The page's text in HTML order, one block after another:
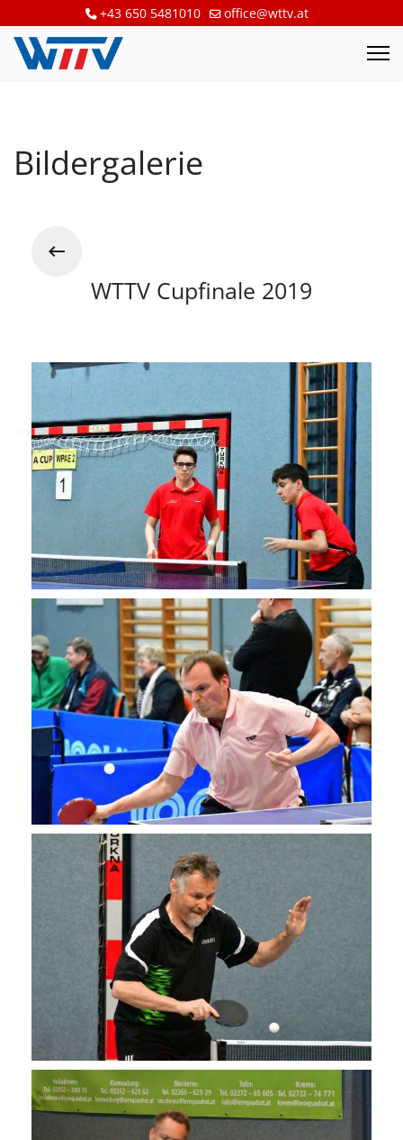
+43 650 5481010 office@wttv.at
Bildergalerie
WTTV Cupfinale 2019